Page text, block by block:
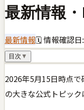
最新情報
最新情報🗓 情報確認日:
目次 ▼
2026年5月15日時点
の大きな公式トピック